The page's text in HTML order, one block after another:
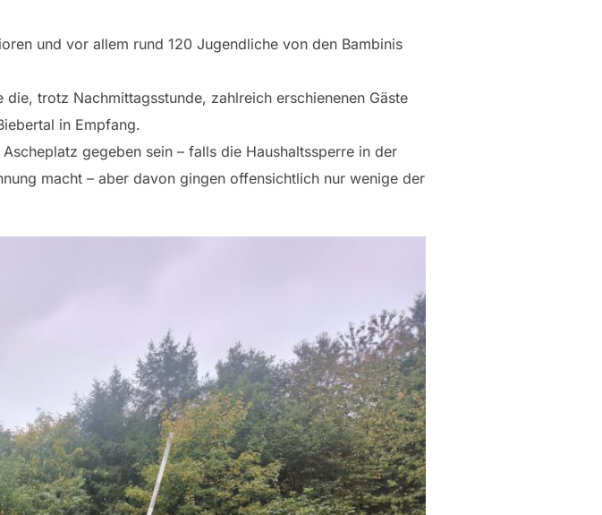
und vor allem rund 120 Jugendliche von den Bambinis
trotz Nachmittagsstunde, zahlreich erschienenen Gäste
in Empfang.
gegeben sein – falls die Haushaltssperre in der
macht – aber davon gingen offensichtlich nur wenige der